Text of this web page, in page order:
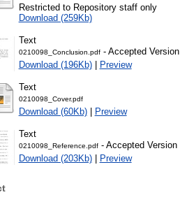
Restricted to Repository staff only
Download (259Kb)
Text
0210098_Conclusion.pdf- Accepted Version
Download (196Kb)| Preview
Text
0210098_Cover.pdf
Download (60Kb)| Preview
Text
0210098_Reference.pdf- Accepted Version
Download (203Kb)| Preview